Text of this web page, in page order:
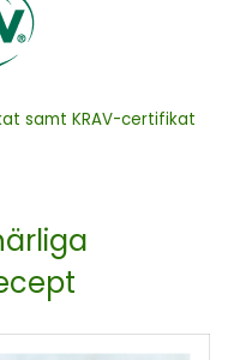
samt KRAV-certifikat